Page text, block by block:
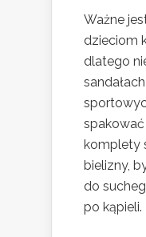
Ważne
dzieciom
dlatego
komplety
bielizny,
do
po kąpieli.